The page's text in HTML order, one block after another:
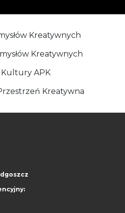
Kreatywnych
Kreatywnych
Kultury APK
Kreatywna